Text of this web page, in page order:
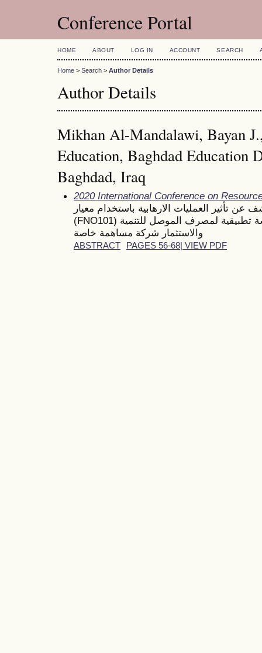
Conference Portal
HOME ABOUT LOG IN ACCOUNT SEARCH
Home > Search > Author Details
Author Details
Mikhan Al-Mandalawi, Bayan
Education, Baghdad Education
Baghdad, Iraq
2020 International Conference on
تأثير العمليات الارهابية باستخدام معيار
(FNO101) لتحقيق تنمية مصرفية مستدامة دراسة تطبيقية لمصرف الموصل للتنمية
والاستثمار شركة مساهمة خاصة
ABSTRACT PAGES 56-68| VIEW PDF